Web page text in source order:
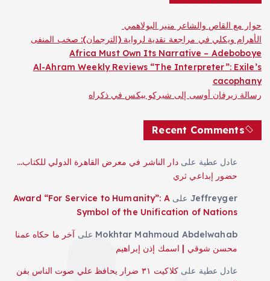
حوار مع القاص والشاعر منير البولاهمي
الأهرام ويكلي في مراجعة نقدية لرواية (الترجمان): صخب المنفى
Africa Must Own Its Narrative – Adeboboye
Al-Ahram Weekly Reviews “The Interpreter”: Exile’s
cacophany
رسالة زيرفان أوسى إلى شيركو بيكس في ذكراه
Recent Comments
عادل عطية علىدار الناشر في معرض القاهرة الدولي للكتاب…
حضور إبداعي ثري
Jeffreyger علىAward “For Service to Humanity”: A
Symbol of the Unification of Nations
Mokhtar Mahmoud Abdelwahab على آخر ما حكاه عمنا
محسن شوقي | اسمك إذن إبراهيم
عادل عطية على
كلاكيت ٣١ ضرار يحافظ علي صوت الناس بفن